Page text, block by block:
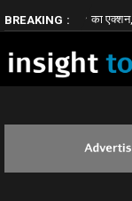
BREAKING :
पर SSP का एक्शन, सस्पेंड